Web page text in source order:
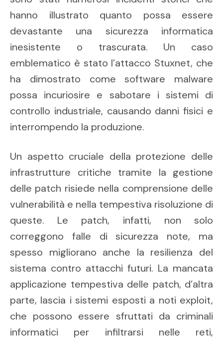
hanno illustrato quanto possa essere
devastante una sicurezza informatica
inesistente o trascurata. Un caso
emblematico è stato l’attacco Stuxnet, che
ha dimostrato come software malware
possa incuriosire e sabotare i sistemi di
controllo industriale, causando danni fisici e
interrompendo la produzione.
Un aspetto cruciale della protezione delle
infrastrutture critiche tramite la gestione
delle patch risiede nella comprensione delle
vulnerabilità e nella tempestiva risoluzione di
queste. Le patch, infatti, non solo
correggono falle di sicurezza note, ma
spesso migliorano anche la resilienza del
sistema contro attacchi futuri. La mancata
applicazione tempestiva delle patch, d’altra
parte, lascia i sistemi esposti a noti exploit,
che possono essere sfruttati da criminali
informatici per infiltrarsi nelle reti,